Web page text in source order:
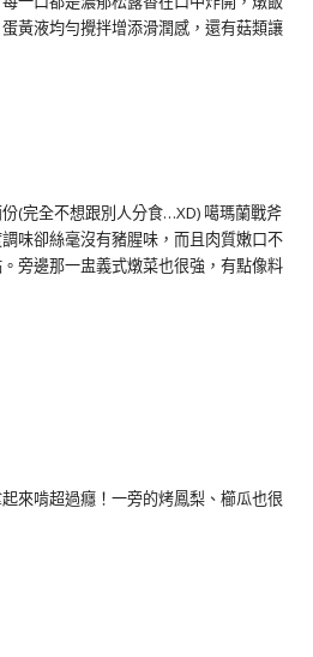
黃液均勻攪拌增添滑潤感，還有菇類讓
(完全不想跟別人分食…XD) 噶瑪蘭戰斧
味卻絲毫沒有豬腥味，而且肉質嫩口不
旁邊那一盅義式燉菜也很強，有點像料
來啃超過癮！一旁的烤鳳梨、櫛瓜也很